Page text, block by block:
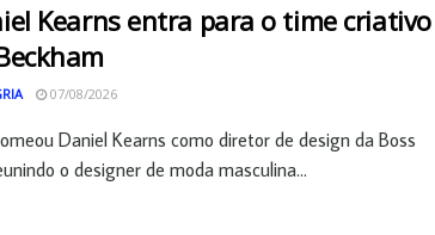
Kearns entra para o time criativo
07/08/2026
Daniel Kearns como diretor de design da Boss
o designer de moda masculina...